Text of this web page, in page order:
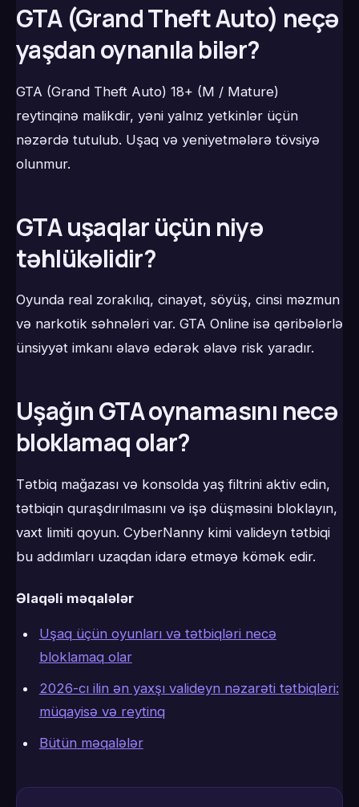
GTA (Grand Theft Auto) neçə
yaşdan oynanıla bilər?
GTA (Grand Theft Auto) 18+ (M / Mature)
reytinqinə malikdir, yəni yalnız yetkinlər üçün
nəzərdə tutulub. Uşaq və yeniyetmələrə tövsiyə
olunmur.
GTA uşaqlar üçün niyə
təhlükəlidir?
Oyunda real zorakılıq, cinayət, söyüş, cinsi məzmun
və narkotik səhnələri var. GTA Online isə qəribələrlə
ünsiyyət imkanı əlavə edərək əlavə risk yaradır.
Uşağın GTA oynamasını necə
bloklamaq olar?
Tətbiq mağazası və konsolda yaş filtrini aktiv edin,
tətbiqin quraşdırılmasını və işə düşməsini bloklayın,
vaxt limiti qoyun. CyberNanny kimi valideyn tətbiqi
bu addımları uzaqdan idarə etməyə kömək edir.
Əlaqəli məqalələr
Uşaq üçün oyunları və tətbiqləri necə
bloklamaq olar
2026-cı ilin ən yaxşı valideyn nəzarəti tətbiqləri:
müqayisə və reytinq
Bütün məqalələr